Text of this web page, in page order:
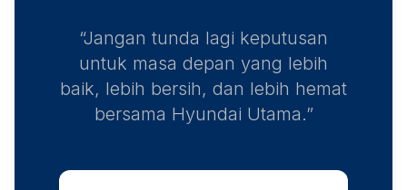
“Jangan tunda lagi keputusan
untuk masa depan yang lebih
baik, lebih bersih, dan lebih hemat
bersama Hyundai Utama.”